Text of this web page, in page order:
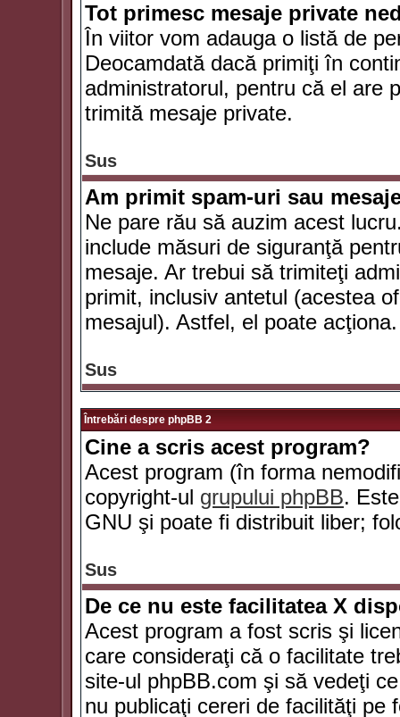
Tot primesc mesaje private
În viitor vom adauga o listă de
Deocamdată dacă primiţi în
administratorul, pentru că el are
trimită mesaje private.
Sus
Am primit spam-uri sau
Ne pare rău să auzim acest
include măsuri de siguranţă
mesaje. Ar trebui să trimiteţi
primit, inclusiv antetul (acestea
mesajul). Astfel, el poate acţiona.
Sus
Întrebări despre phpBB 2
Cine a scris acest program?
Acest program (în forma
copyright-ul grupului phpBB.
GNU şi poate fi distribuit liber;
Sus
De ce nu este facilitatea X
Acest program a fost scris şi
care consideraţi că o facilitate
site-ul phpBB.com şi să vedeţi
nu publicaţi cereri de facilităţi pe